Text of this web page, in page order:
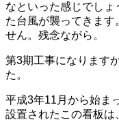
なといった感じでし
た台風が襲ってきます
せん。残念ながら。
第3期工事になります
た。
平成3年11月から始ま
設置されたこの看板